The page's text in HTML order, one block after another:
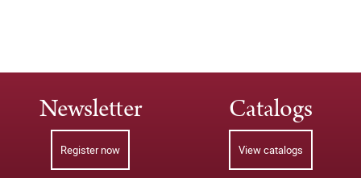
Newsletter
Register now
Catalogs
View catalogs